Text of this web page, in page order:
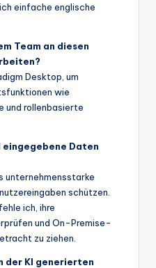
einfache englische
Team an diesen
Desktop, um
wie
und rollenbasierte
eingegebene Daten
unternehmensstarke
schützen.
ich, ihre
und On-Premise-
zu ziehen.
der KI generierten